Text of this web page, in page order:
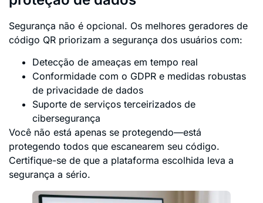
Segurança não é opcional. Os melhores geradores de
código QR priorizam a segurança dos usuários com:
Detecção de ameaças em tempo real
Conformidade com o GDPR e medidas robustas
de privacidade de dados
Suporte de serviços terceirizados de
cibersegurança
Você não está apenas se protegendo—está
protegendo todos que escanearem seu código.
Certifique-se de que a plataforma escolhida leva a
segurança a sério.